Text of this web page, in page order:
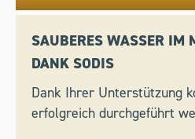
SAUBERES WASSER IM
DANK SODIS
Dank Ihrer Unterstützung
erfolgreich durchgeführt